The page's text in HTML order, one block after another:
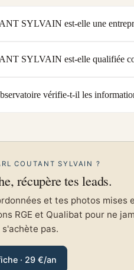
SYLVAIN est-elle une
SYLVAIN est-elle qualifiée
vérifie-t-il les
COUTANT SYLVAIN ?
récupère tes leads.
et tes photos mises
RGE et Qualibat pour ne
pas.
· 29 €/an